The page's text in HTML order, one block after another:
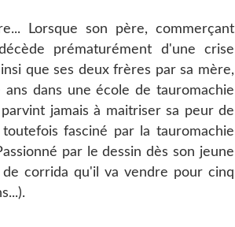
Lorsque son père, commerçant
prématurément d'une crise
que ses deux frères par sa mère,
dans une école de tauromachie
jamais à maitriser sa peur de
fasciné par la tauromachie
par le dessin dès son jeune
corrida qu'il va vendre pour cinq